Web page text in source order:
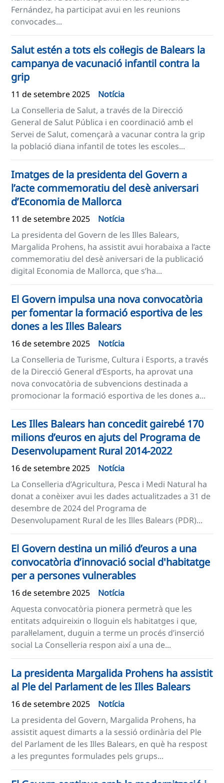
Fernández, ha participat avui en les reunions
convocades...
Salut estén a tots els col·legis de Balears la
campanya de vacunació infantil contra la
grip
11 de setembre 2025
Notícia
La Conselleria de Salut, a través de la Direcció
General de Salut Pública i en coordinació amb el
Servei de Salut, començarà a vacunar contra la grip
la població diana infantil de totes les escoles...
Imatges de la presidenta del Govern a
l’acte commemoratiu del desè aniversari
d’Economia de Mallorca
11 de setembre 2025
Notícia
La presidenta del Govern de les Illes Balears,
Margalida Prohens, ha assistit avui horabaixa a l’acte
commemoratiu del desè aniversari de la publicació
digital Economia de Mallorca, que s’ha...
El Govern impulsa una nova convocatòria
per fomentar la formació esportiva de les
dones a les Illes Balears
16 de setembre 2025
Notícia
La Conselleria de Turisme, Cultura i Esports, a través
de la Direcció General d’Esports, ha aprovat una
nova convocatòria de subvencions destinada a
promocionar la formació esportiva de les dones a...
Les Illes Balears han concedit gairebé 170
milions d’euros en ajuts del Programa de
Desenvolupament Rural 2014-2022
16 de setembre 2025
Notícia
La Conselleria d’Agricultura, Pesca i Medi Natural ha
donat a conèixer avui les dades actualitzades a 31 de
desembre de 2024 del Programa de
Desenvolupament Rural de les Illes Balears (PDR)...
El Govern destina un milió d’euros a una
convocatòria d’innovació social d'habitatge
per a persones vulnerables
16 de setembre 2025
Notícia
Aquesta convocatòria pionera permetrà que les
entitats adquireixin o lloguin els habitatges i que,
paral·lelament, duguin a terme un procés d’inserció
social La Conselleria respon així a una de...
La presidenta Margalida Prohens ha assistit
al Ple del Parlament de les Illes Balears
16 de setembre 2025
Notícia
La presidenta del Govern, Margalida Prohens, ha
assistit aquest dimarts a la sessió ordinària del Ple
del Parlament de les Illes Balears, en què ha respost
a les preguntes formulades pels grups...